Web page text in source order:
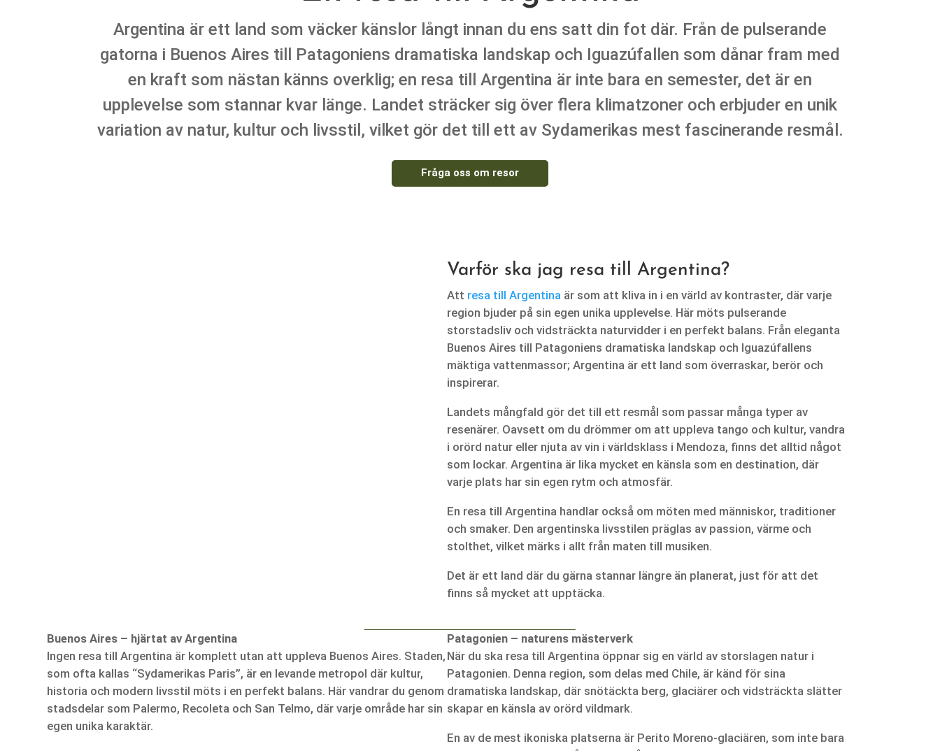
Argentina är ett land som väcker känslor långt innan du ens satt din fot där. Från de pulserande
gatorna i Buenos Aires till Patagoniens dramatiska landskap och Iguazúfallen som dånar fram med
en kraft som nästan känns overklig; en resa till Argentina är inte bara en semester, det är en
upplevelse som stannar kvar länge. Landet sträcker sig över flera klimatzoner och erbjuder en unik
variation av natur, kultur och livsstil, vilket gör det till ett av Sydamerikas mest fascinerande resmål.
Fråga oss om resor
Varför ska jag resa till Argentina?
Att resa till Argentinaär som att kliva in i en värld av kontraster, där varje
region bjuder på sin egen unika upplevelse. Här möts pulserande
storstadsliv och vidsträckta naturvidder i en perfekt balans. Från eleganta
Buenos Aires till Patagoniens dramatiska landskap och Iguazúfallens
mäktiga vattenmassor; Argentina är ett land som överraskar, berör och
inspirerar.
Landets mångfald gör det till ett resmål som passar många typer av
resenärer. Oavsett om du drömmer om att uppleva tango och kultur, vandra
i orörd natur eller njuta av vin i världsklass i Mendoza, finns det alltid något
som lockar. Argentina är lika mycket en känsla som en destination, där
varje plats har sin egen rytm och atmosfär.
En resa till Argentina handlar också om möten med människor, traditioner
och smaker. Den argentinska livsstilen präglas av passion, värme och
stolthet, vilket märks i allt från maten till musiken.
Det är ett land där du gärna stannar längre än planerat, just för att det
finns så mycket att upptäcka.
Buenos Aires – hjärtat av Argentina
Ingen resa till Argentina är komplett utan att uppleva Buenos Aires. Staden,
som ofta kallas “Sydamerikas Paris”, är en levande metropol där kultur,
historia och modern livsstil möts i en perfekt balans. Här vandrar du genom
stadsdelar som Palermo, Recoleta och San Telmo, där varje område har sin
egen unika karaktär.
Patagonien – naturens mästerverk
När du ska resa till Argentina öppnar sig en värld av storslagen natur i
Patagonien. Denna region, som delas med Chile, är känd för sina
dramatiska landskap, där snötäckta berg, glaciärer och vidsträckta slätter
skapar en känsla av orörd vildmark.
En av de mest ikoniska platserna är Perito Moreno-glaciären, som inte bara